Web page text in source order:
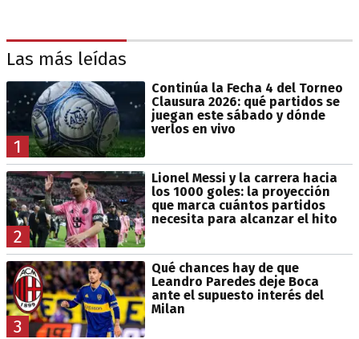
Las más leídas
1
Continúa la Fecha 4 del Torneo
Clausura 2026: qué partidos se
juegan este sábado y dónde
verlos en vivo
2
Lionel Messi y la carrera hacia
los 1000 goles: la proyección
que marca cuántos partidos
necesita para alcanzar el hito
3
Qué chances hay de que
Leandro Paredes deje Boca
ante el supuesto interés del
Milan